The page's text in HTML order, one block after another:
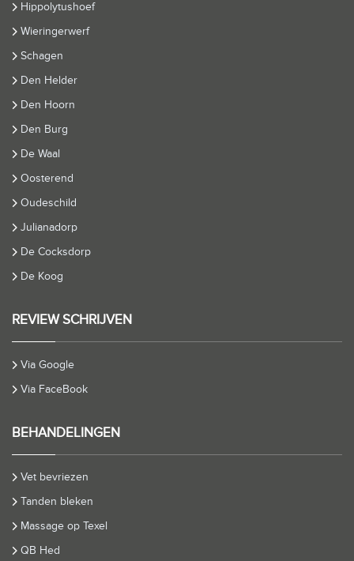
Hippolytushoef
Wieringerwerf
Schagen
Den Helder
Den Hoorn
Den Burg
De Waal
Oosterend
Oudeschild
Julianadorp
De Cocksdorp
De Koog
REVIEW SCHRIJVEN
Via Google
Via FaceBook
BEHANDELINGEN
Vet bevriezen
Tanden bleken
Massage op Texel
QB Hed